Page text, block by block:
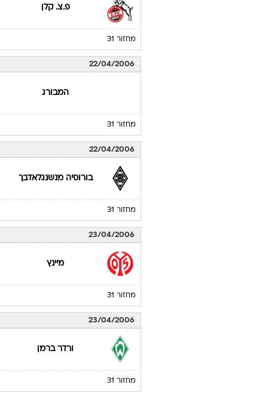
פ.צ. קלן
מחזור 31
22/04/2006
המבורג
מחזור 31
22/04/2006
בורוסיה מנשנגלאדבך
מחזור 31
23/04/2006
מיינץ
מחזור 31
23/04/2006
ורדר ברמן
מחזור 31